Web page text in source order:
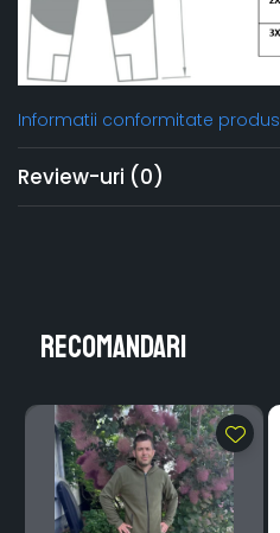
Informatii conformitate produs
Review-uri (0)
Recomandari